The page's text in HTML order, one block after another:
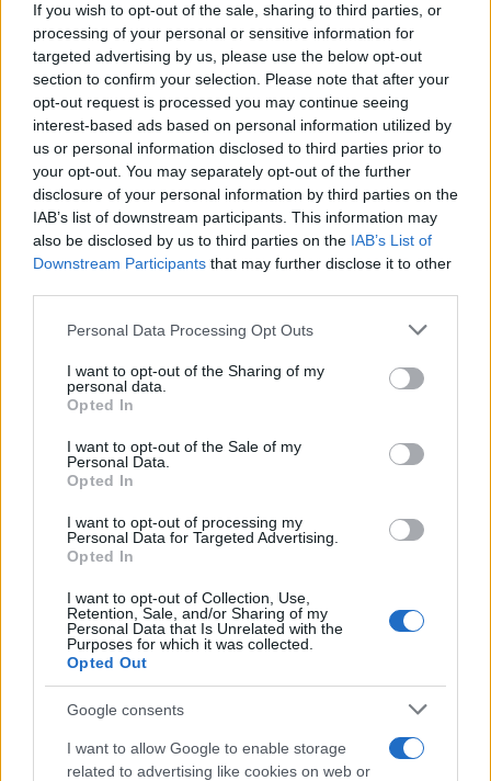
If you wish to opt-out of the sale, sharing to third parties, or
processing of your personal or sensitive information for
targeted advertising by us, please use the below opt-out
section to confirm your selection. Please note that after your
opt-out request is processed you may continue seeing
interest-based ads based on personal information utilized by
us or personal information disclosed to third parties prior to
your opt-out. You may separately opt-out of the further
disclosure of your personal information by third parties on the
IAB’s list of downstream participants. This information may
also be disclosed by us to third parties on the IAB’s List of
Downstream Participants that may further disclose it to other
Please note that this website/app uses one or more Google
not limited to your visit or usage behaviour. You may click to
grant or deny consent to Google and its third-party tags to
use your data for below specified purposes in below Google
consent section.
Personal Data Processing Opt Outs
I want to opt-out of the Sharing of my
personal data.
Opted In
I want to opt-out of the Sale of my
Personal Data.
Opted In
I want to opt-out of processing my
Personal Data for Targeted Advertising.
Opted In
I want to opt-out of Collection, Use,
Retention, Sale, and/or Sharing of my
Personal Data that Is Unrelated with the
Purposes for which it was collected.
Opted Out
Google consents
I want to allow Google to enable storage
related to advertising like cookies on web or
El empresario José Elías analiza el mercado inmobiliario y sus
consecuencias en la jubilación
FINANZAS
La Reserva Federal aprueba la adquisición de Webster Bank
por parte de Banco Santander
Marta Ruiz · 5 Ago 2026